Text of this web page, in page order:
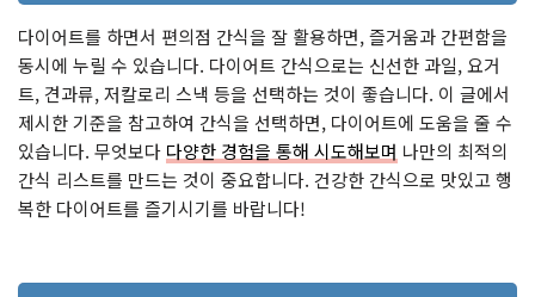
다이어트를 하면서 편의점 간식을 잘 활용하면, 즐거움과 간편함을
동시에 누릴 수 있습니다. 다이어트 간식으로는 신선한 과일, 요거
트, 견과류, 저칼로리 스낵 등을 선택하는 것이 좋습니다. 이 글에서
제시한 기준을 참고하여 간식을 선택하면, 다이어트에 도움을 줄 수
있습니다. 무엇보다 다양한 경험을 통해 시도해보며 나만의 최적의
간식 리스트를 만드는 것이 중요합니다. 건강한 간식으로 맛있고 행
복한 다이어트를 즐기시기를 바랍니다!